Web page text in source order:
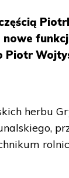
Piotr
herbu